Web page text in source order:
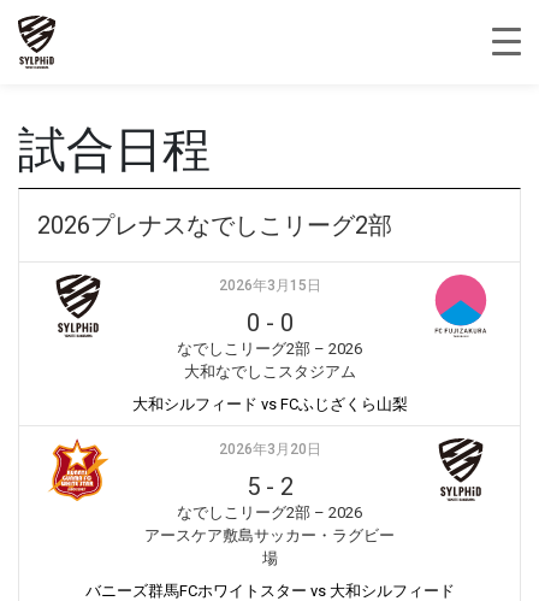
試合日程
2026プレナスなでしこリーグ2部
2026年3月15日
0 - 0
なでしこリーグ2部 – 2026
大和なでしこスタジアム
大和シルフィード vs FCふじざくら山梨
2026年3月20日
5- 2
なでしこリーグ2部 – 2026
アースケア敷島サッカー・ラグビー
場
バニーズ群馬FCホワイトスター vs 大和シルフィード